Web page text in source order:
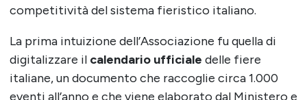
competitività del sistema fieristico italiano.
La prima intuizione dell’Associazione fu quella di
digitalizzare il calendario ufficiale delle fiere
italiane, un documento che raccoglie circa 1.000
eventi all’anno e che viene elaborato dal Ministero e